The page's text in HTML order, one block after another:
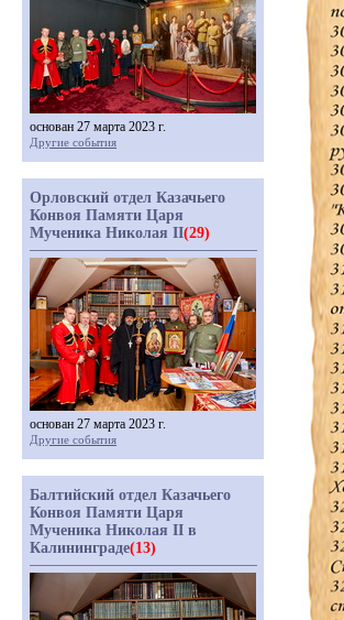
основан 27 марта 2023 г.
Другие события
Орловский отдел Казачьего
Конвоя Памяти Царя
Мученика Николая II(29)
основан 27 марта 2023 г.
Другие события
Балтийский отдел Казачьего
Конвоя Памяти Царя
Мученика Николая II в
Калининграде(13)